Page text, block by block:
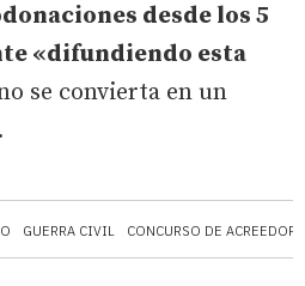
GUERRA CIVIL CONCURSO DE
desde los 5
«difundiendo esta
se convierta en un